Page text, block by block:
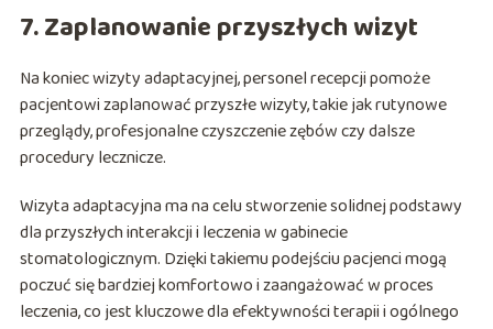
7. Zaplanowanie przyszłych wizyt
Na koniec wizyty adaptacyjnej, personel recepcji pomoże
pacjentowi zaplanować przyszłe wizyty, takie jak rutynowe
przeglądy, profesjonalne czyszczenie zębów czy dalsze
procedury lecznicze.
Wizyta adaptacyjna ma na celu stworzenie solidnej podstawy
dla przyszłych interakcji i leczenia w gabinecie
stomatologicznym. Dzięki takiemu podejściu pacjenci mogą
poczuć się bardziej komfortowo i zaangażować w proces
leczenia, co jest kluczowe dla efektywności terapii i ogólnego